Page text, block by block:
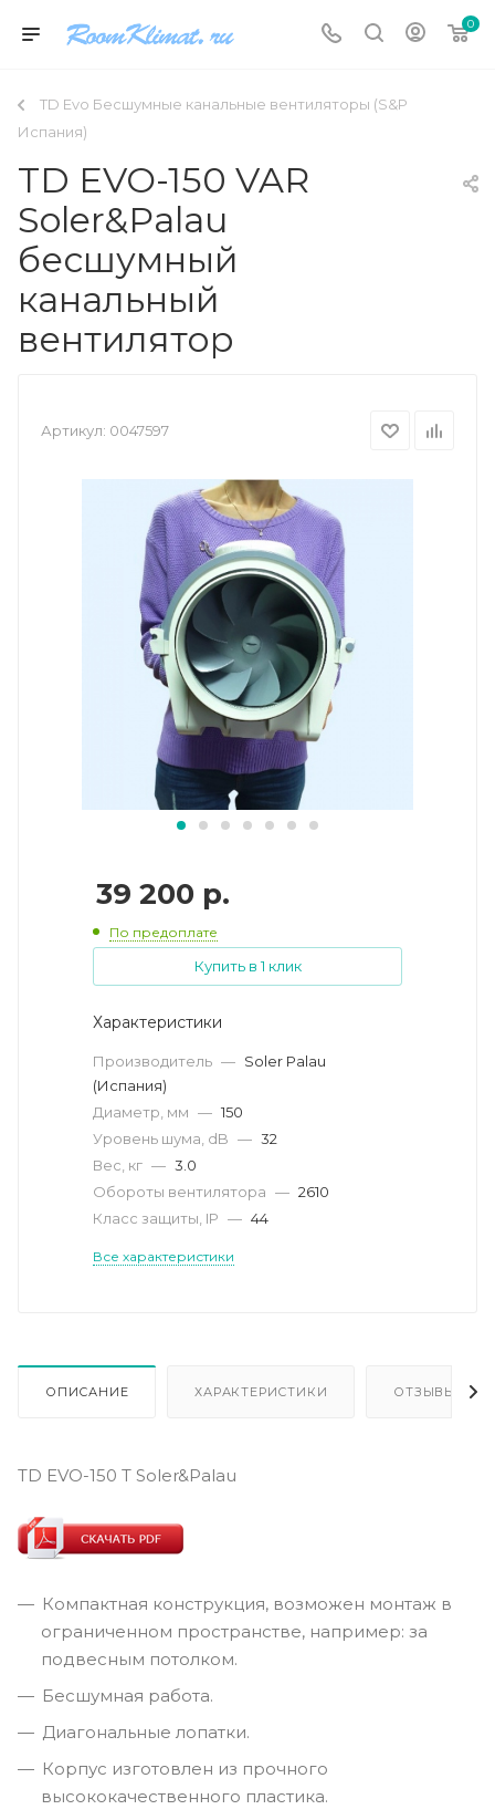
0
TD Evo Бесшумные канальные вентиляторы (S&P
Испания)
TD EVO-150 VAR
Soler&Palau
бесшумный
канальный
вентилятор
Артикул: 0047597
39 200 р.
По предоплате
Купить в 1 клик
Характеристики
Производитель — Soler Palau
(Испания)
Диаметр, мм — 150
Уровень шума, dB — 32
Вес, кг — 3.0
Обороты вентилятора — 2610
Класс защиты, IP — 44
Все характеристики
ОПИСАНИЕ ХАРАКТЕРИСТИКИ ОТЗЫВЫ
TD EVO-150 T Soler&Palau
Компактная конструкция, возможен монтаж в
ограниченном пространстве, например: за
подвесным потолком.
Бесшумная работа.
Диагональные лопатки.
Корпус изготовлен из прочного
высококачественного пластика.